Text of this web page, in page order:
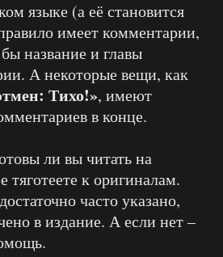
языке (а её становится
имеет комментарии,
название и главы
А некоторые вещи, как
Тихо!», имеют
в конце.
ли вы читать на
тяготеете к оригиналам.
часто указано,
в издание. А если нет –